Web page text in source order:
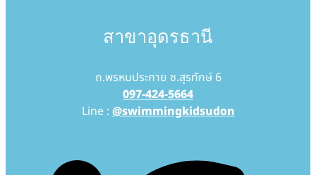
สาขาอุดรธานี
ถ.พรหมประกาย ซ.สุรทักษ์ 6
097-424-5664
Line :@swimmingkidsudon